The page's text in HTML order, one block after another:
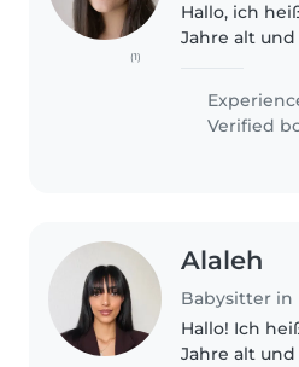
(1)
Hallo, ich
Jahre alt und
Babysitterin.
immer um
Bruder und
Verified
Alaleh
Babysitter in
Hallo! Ich
Jahre alt